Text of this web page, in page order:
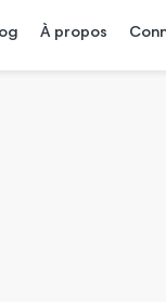
À propos